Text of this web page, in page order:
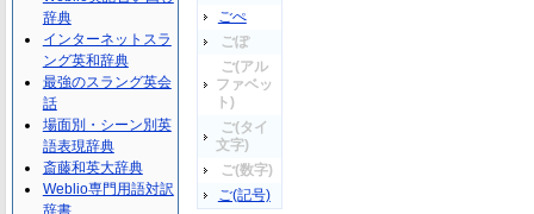
ごぺ
ごぽ
ご(アル
ファベッ
ト)
ご(タイ
文字)
ご(数字)
ご(記号)
辞典
インターネットスラ
ング英和辞典
最強のスラング英会
話
場面別・シーン別英
語表現辞典
斎藤和英大辞典
Weblio専門用語対訳
辞書